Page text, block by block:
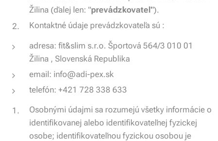
Žilina (ďalej len: "prevádzkovateľ").
Kontaktné údaje prevádzkovateľa sú :
adresa: fit&slim s.r.o. Športová 564/3 010 01
Žilina , Slovenská Republika
email: info@adi-pex.sk
telefón: +421 728 338 633
Osobnými údajmi sa rozumejú všetky informácie o
identifikovanej alebo identifikovateľnej fyzickej
osobe; identifikovateľnou fyzickou osobou je